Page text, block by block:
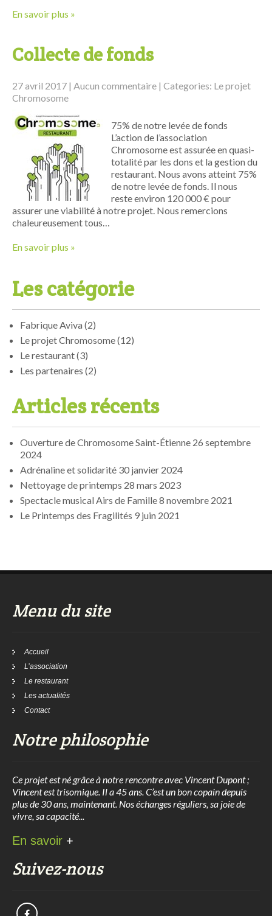
En savoir plus »
Collecte de fonds
27 avril 2017 | Aucun commentaire | Categories: Le projet
Chromosome
75% de notre levée de fonds
L’action de l’association
Chromosome est assurée en quasi-
totalité par les dons et la gestion du
restaurant. Nous avons atteint 75%
de notre levée de fonds. Il nous
reste environ 120 000 € pour
assurer une viabilité à notre projet. Nous remercions
chaleureusement tous…
En savoir plus »
Les catégorie
Fabrique Aviva (2)
Le projet Chromosome(12)
Le restaurant(3)
Les partenaires (2)
Articles récents
Ouverture de Chromosome Saint-Étienne 26 septembre
2024
Adrénaline et solidarité 30 janvier 2024
Nettoyage de printemps 28 mars 2023
Spectacle musical Airs de Famille8 novembre 2021
Le Printemps des Fragilités 9 juin 2021
Menu du site
Accueil
L’association
Le restaurant
Les actualités
Contact
Notre philosophie
Ce projet est né grâce à notre rencontre avec Vincent Dupont ;
Vincent est trisomique. Il a 45 ans. C’est un bon copain depuis
plus de 30 ans, maintenant. Nos échanges réguliers, sa joie de
vivre, sa capacité...
En savoir +
Suivez-nous